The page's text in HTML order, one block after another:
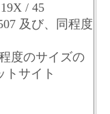
/ 45
及び、同程度
度のサイズの
トサイト